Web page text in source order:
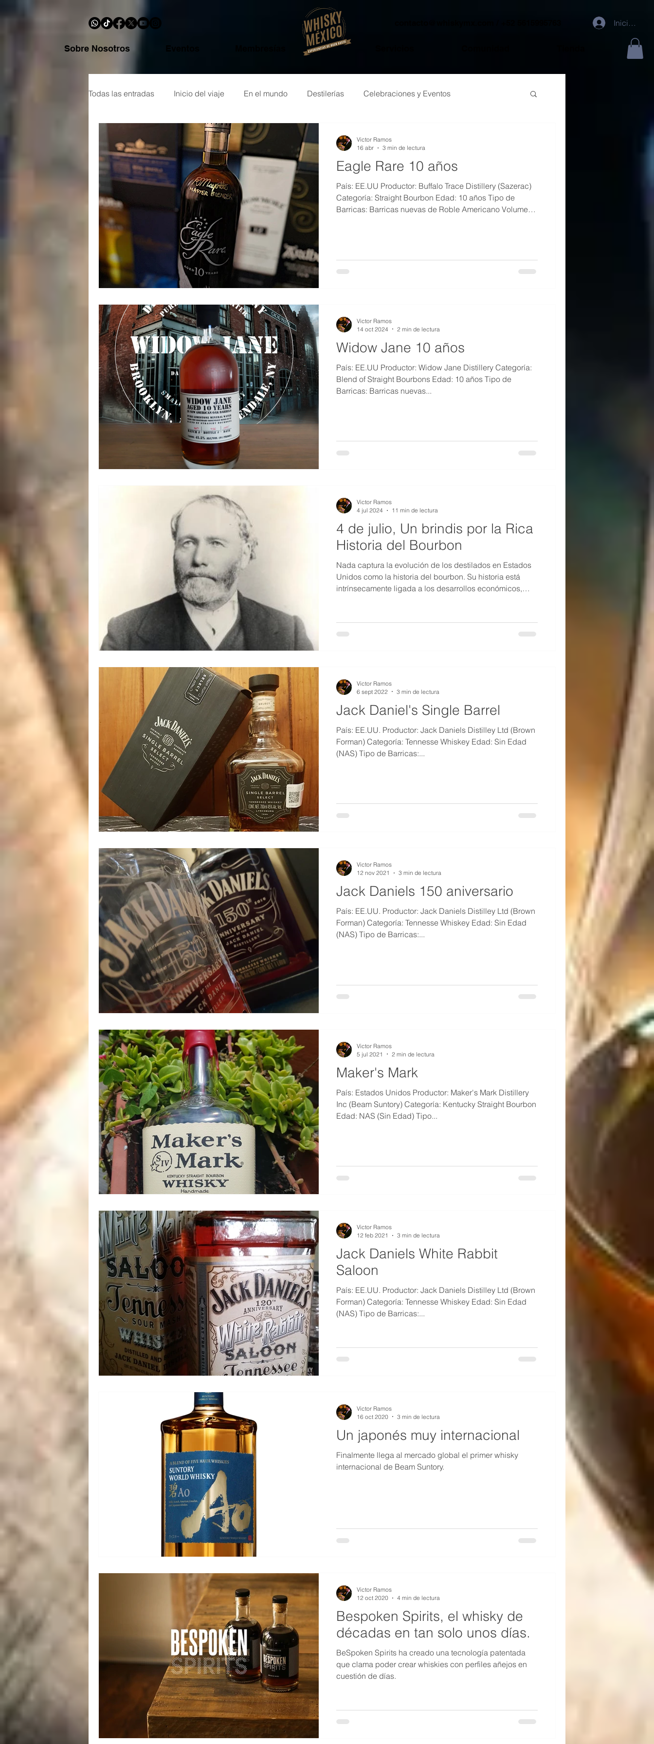
Sobre Nosotros
Iniciar
Todas las entradas Inicio del viaje En el mundo Destilerías Celebraciones y Eventos
Glosario de whisky
Eagle Rare 10 años
País: EE.UU Productor: Buffalo Trace Distillery (Sazerac)
Categoría: Straight Bourbon Edad: 10 años Tipo de
Barricas: Barricas nuevas de Roble Americano Volumen
Sazerac, durante una cata que organizamos en conjunto
Victor Ramos
16 abr
3 min de lectura
Widow Jane 10 años
País: EE.UU Productor: Widow Jane Distillery Categoría:
Blend of Straight Bourbons Edad: 10 años Tipo de
Barricas: Barricas nuevas...
Victor Ramos
14 oct 2024
2 min de lectura
4 de julio, Un brindis por la Rica
Historia del Bourbon
Nada captura la evolución de los destilados en Estados
Unidos como la historia del bourbon. Su historia está
intrínsecamente ligada a los desarrollos económicos,
caminos, construido más escuelas y financiado más
infraestructura gubernamental que cualquier producto no
Victor Ramos
4 jul 2024
11 min de lectura
Jack Daniel's Single Barrel
País: EE.UU. Productor: Jack Daniels Distilley Ltd (Brown
Forman) Categoría: Tennesse Whiskey Edad: Sin Edad
(NAS) Tipo de Barricas:...
Victor Ramos
6 sept 2022
3 min de lectura
Jack Daniels 150 aniversario
País: EE.UU. Productor: Jack Daniels Distilley Ltd (Brown
Forman) Categoría: Tennesse Whiskey Edad: Sin Edad
(NAS) Tipo de Barricas:...
Victor Ramos
12 nov 2021
3 min de lectura
Maker's Mark
País: Estados Unidos Productor: Maker's Mark Distillery
Inc (Beam Suntory) Categoría: Kentucky Straight Bourbon
Edad: NAS (Sin Edad) Tipo...
Victor Ramos
5 jul 2021
2 min de lectura
Jack Daniels White Rabbit
Saloon
País: EE.UU. Productor: Jack Daniels Distilley Ltd (Brown
Forman) Categoría: Tennesse Whiskey Edad: Sin Edad
(NAS) Tipo de Barricas:...
Victor Ramos
12 feb 2021
3 min de lectura
Un japonés muy internacional
Finalmente llega al mercado global el primer whisky
internacional de Beam Suntory.
Victor Ramos
16 oct 2020
3 min de lectura
Bespoken Spirits, el whisky de
décadas en tan solo unos días.
BeSpoken Spirits ha creado una tecnología patentada
que clama poder crear whiskies con perfiles añejos en
cuestión de días.
Victor Ramos
12 oct 2020
4 min de lectura